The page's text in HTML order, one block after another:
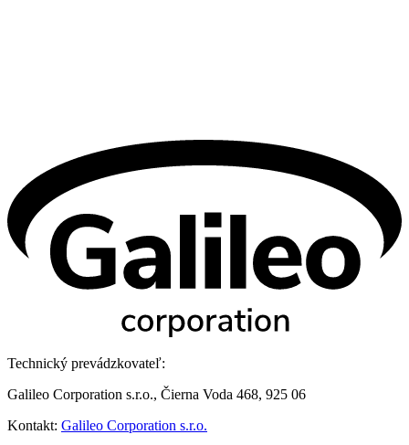
Technický prevádzkovateľ:
Galileo Corporation s.r.o., Čierna Voda 468, 925 06
Kontakt: Galileo Corporation s.r.o.